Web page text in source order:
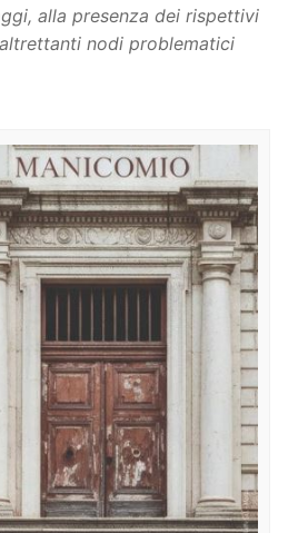
alla presenza dei rispettivi
nodi problematici